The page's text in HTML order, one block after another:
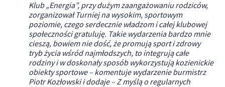
Klub „Energia”, przy dużym zaangażowaniu rodziców,
zorganizował Turniej na wysokim, sportowym
poziomie, czego serdecznie władzom i całej klubowej
społeczności gratuluję. Takie wydarzenia bardzo mnie
cieszą, bowiem nie dość, że promują sport i zdrowy
tryb życia wśród najmłodszych, to integrują całe
rodziny i w doskonały sposób wykorzystują kozienickie
obiekty sportowe – komentuje wydarzenie burmistrz
Piotr Kozłowski i dodaje – Z myślą o regularnych